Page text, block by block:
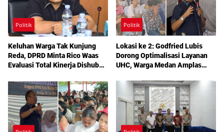
Politik
Keluhan Warga Tak Kunjung
Reda, DPRD Minta Rico Waas
Evaluasi Total Kinerja Dishub
Politik
Lokasi ke 2: Godfried Lubis
Dorong Optimalisasi Layanan
UHC, Warga Medan Amplas
Berobat Gratis Bermodal KTP